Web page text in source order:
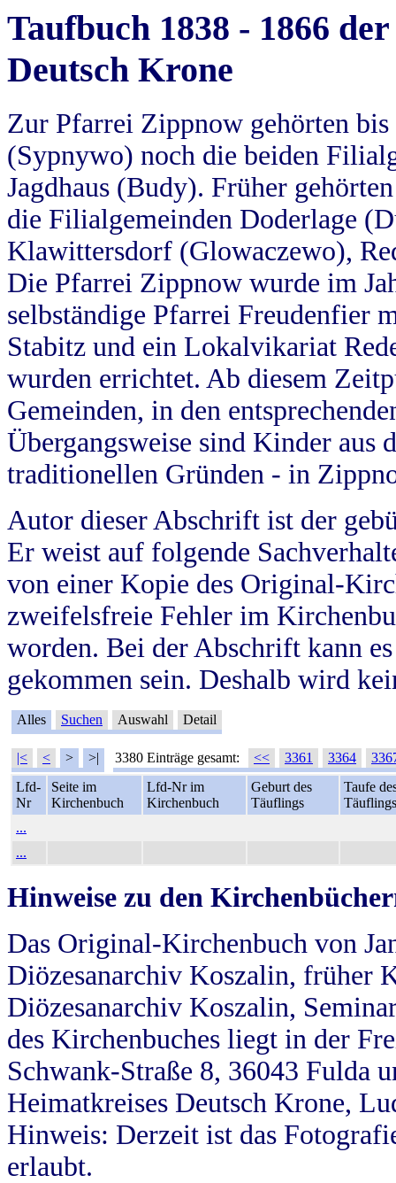
Taufbuch 1838 - 1866
Deutsch Krone
Zur Pfarrei Zippnow gehörten
(Sypnywo) noch die beiden
Jagdhaus (Budy). Früher
die Filialgemeinden Doderlage
Klawittersdorf (Glowaczewo),
Die Pfarrei Zippnow wurde im
selbständige Pfarrei Freudenfier
Stabitz und ein Lokalvikariat
wurden errichtet. Ab diesem
Gemeinden, in den
Übergangsweise sind Kinder aus
traditionellen Gründen - in
Autor dieser Abschrift ist der
Er weist auf folgende
von einer Kopie des Original-
zweifelsfreie Fehler im
worden. Bei der Abschrift kann
gekommen sein. Deshalb wird
Alles Suchen Auswahl Detail
|< < > >| 3380 Einträge gesamt: << 3361 3364
Lfd-
Nr
Seite im
Kirchenbuch
Lfd-Nr im
Kirchenbuch
Geburt des
Täuflings
Taufe
Täuflings
...
...
Hinweise zu den
Das Original-Kirchenbuch von
Diözesanarchiv Koszalin, früher
Diözesanarchiv Koszalin,
des Kirchenbuches liegt in der
Schwank-Straße 8, 36043 Fulda
Heimatkreises Deutsch Krone,
Hinweis: Derzeit ist das
erlaubt.